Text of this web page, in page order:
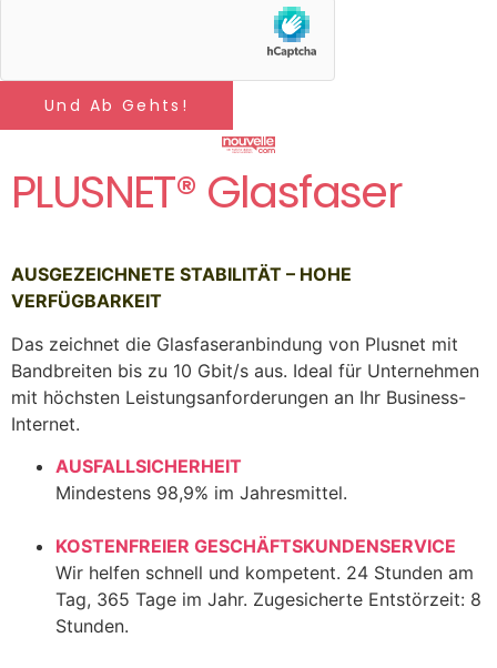
Und Ab Gehts!
PLUSNET® Glasfaser
AUSGEZEICHNETE STABILITÄT – HOHE
VERFÜGBARKEIT
Das zeichnet die Glasfaseranbindung von Plusnet mit
Bandbreiten bis zu 10 Gbit/s aus. Ideal für Unternehmen
mit höchsten Leistungsanforderungen an Ihr Business-
Internet.
AUSFALLSICHERHEIT
Mindestens 98,9% im Jahresmittel.
KOSTENFREIER GESCHÄFTSKUNDENSERVICE
Wir helfen schnell und kompetent. 24 Stunden am
Tag, 365 Tage im Jahr. Zugesicherte Entstörzeit: 8
Stunden.